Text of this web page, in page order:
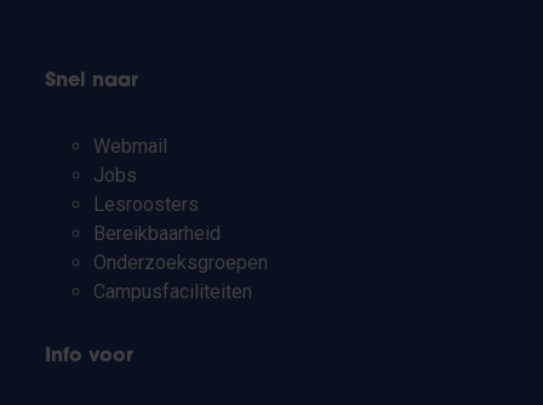
Snel naar
Webmail
Jobs
Lesroosters
Bereikbaarheid
Onderzoeksgroepen
Campusfaciliteiten
Info voor